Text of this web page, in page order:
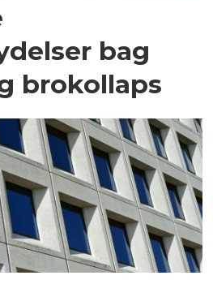
bag
brokollaps